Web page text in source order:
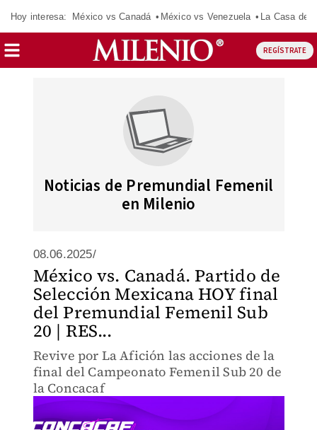
Hoy interesa: México vs Canadá México vs Venezuela La Casa de
REGÍSTRATE
Noticias de Premundial Femenil
en Milenio
08.06.2025/
México vs. Canadá. Partido de
Selección Mexicana HOY final
del Premundial Femenil Sub
20 | RES...
Revive por La Afición las acciones de la
final del Campeonato Femenil Sub 20 de
la Concacaf